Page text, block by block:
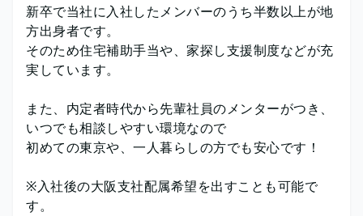
新卒で当社に入社したメンバーのうち半数以上が地
方出身者です。
そのため住宅補助手当や、家探し支援制度などが充
実しています。
また、内定者時代から先輩社員のメンターがつき、
いつでも相談しやすい環境なので
初めての東京や、一人暮らしの方でも安心です！
※入社後の大阪支社配属希望を出すことも可能で
す。